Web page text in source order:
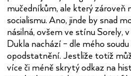
mučedníkům, ale který zároveň
socialismu. Ano, jinde by snad
násilná, ovšem ve stínu Sorely,
Dukla nachází – dle mého
opodstatnění. Jestliže totiž
více či méně skrytý odkaz na